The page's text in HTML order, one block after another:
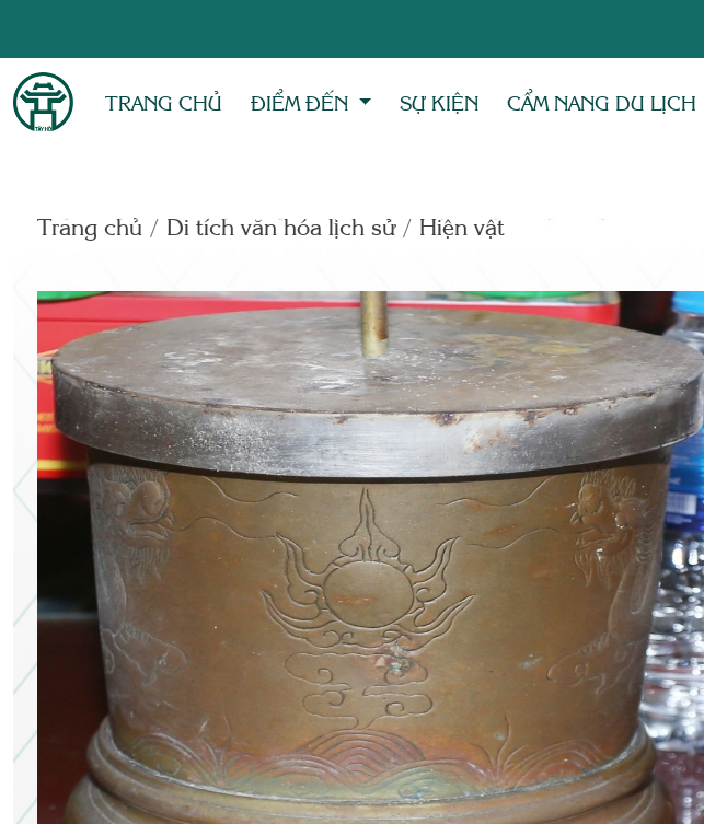
TRANG CHỦ ĐIỂM ĐẾN SỰ KIỆN CẨM NANG DU LỊCH
Trang chủ Di tích văn hóa lịch sử Hiện vật